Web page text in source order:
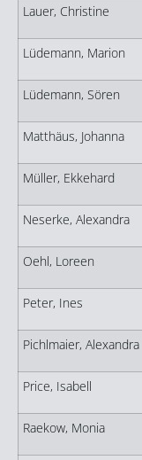
Lauer, Christine
Lüdemann, Marion
Lüdemann, Sören
Matthäus, Johanna
Müller, Ekkehard
Neserke, Alexandra
Oehl, Loreen
Peter, Ines
Pichlmaier, Alexandra
Price, Isabell
Raekow, Monia